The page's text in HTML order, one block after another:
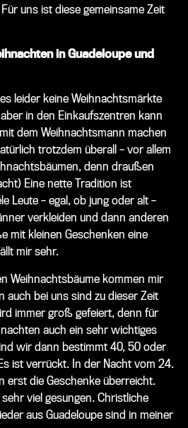
uns ist diese gemeinsame Zeit
in Guadeloupe und
leider keine Weihnachtsmärkte
in den Einkaufszentren kann
dem Weihnachtsmann machen
trotzdem überall – vor allem
denn draußen
Eine nette Tradition ist
Leute – egal, ob jung oder alt –
verkleiden und dann anderen
mit kleinen Geschenken eine
mir sehr.
Weihnachtsbäume kommen mir
auch bei uns sind zu dieser Zeit
immer groß gefeiert, denn für
auch ein sehr wichtiges
wir dann bestimmt 40, 50 oder
ist verrückt. In der Nacht vom 24.
erst die Geschenke überreicht.
viel gesungen. Christliche
aus Guadeloupe sind in meiner